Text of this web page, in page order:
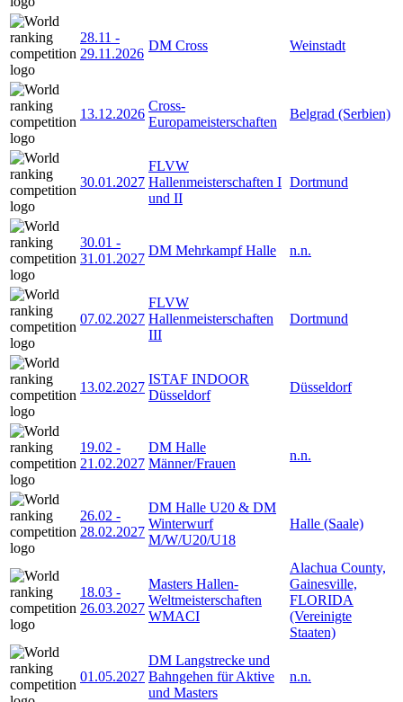
28.11 -
29.11.2026
DM Cross Weinstadt
13.12.2026
Cross-
Europameisterschaften
Belgrad (Serbien)
30.01.2027
FLVW
Hallenmeisterschaften I
und II
Dortmund
30.01 -
31.01.2027
DM Mehrkampf Halle n.n.
07.02.2027
FLVW
Hallenmeisterschaften
III
Dortmund
13.02.2027
ISTAF INDOOR
Düsseldorf
Düsseldorf
19.02 -
21.02.2027
DM Halle
Männer/Frauen
n.n.
26.02 -
28.02.2027
DM Halle U20 & DM
Winterwurf
M/W/U20/U18
Halle (Saale)
18.03 -
26.03.2027
Masters Hallen-
Weltmeisterschaften
WMACI
Alachua County,
Gainesville,
FLORIDA
(Vereinigte
Staaten)
01.05.2027
DM Langstrecke und
Bahngehen für Aktive
und Masters
n.n.